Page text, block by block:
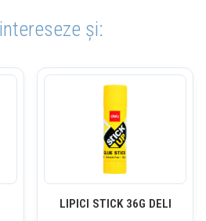
și:
LIPICI STICK 36G DELI